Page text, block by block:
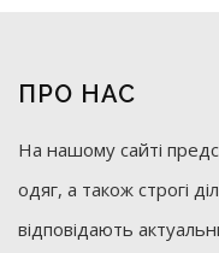
ПРО НАС
На нашому сайті
одяг, а також строгі
відповідають